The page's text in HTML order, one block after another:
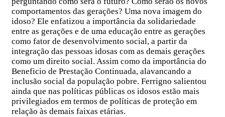
comportamentos das gerações? Uma nova imagem do
idoso? Ele enfatizou a importância da solidariedade
entre as gerações e de uma educação entre as gerações
como fator de desenvolvimento social, a partir da
integração das pessoas idosas com as demais gerações
como um direito social. Assim como da importância do
Beneficio de Prestação Continuada, alavancando a
inclusão social da população pobre. Ferrigno salientou
ainda que nas políticas públicas os idosos estão mais
privilegiados em termos de políticas de proteção em
relação às demais faixas etárias.